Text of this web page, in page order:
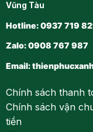
Vũng Tàu
Hotline: 0937 719
Zalo: 0908 767 987
Email:
Chính sách thanh
Chính sách vận
tiền